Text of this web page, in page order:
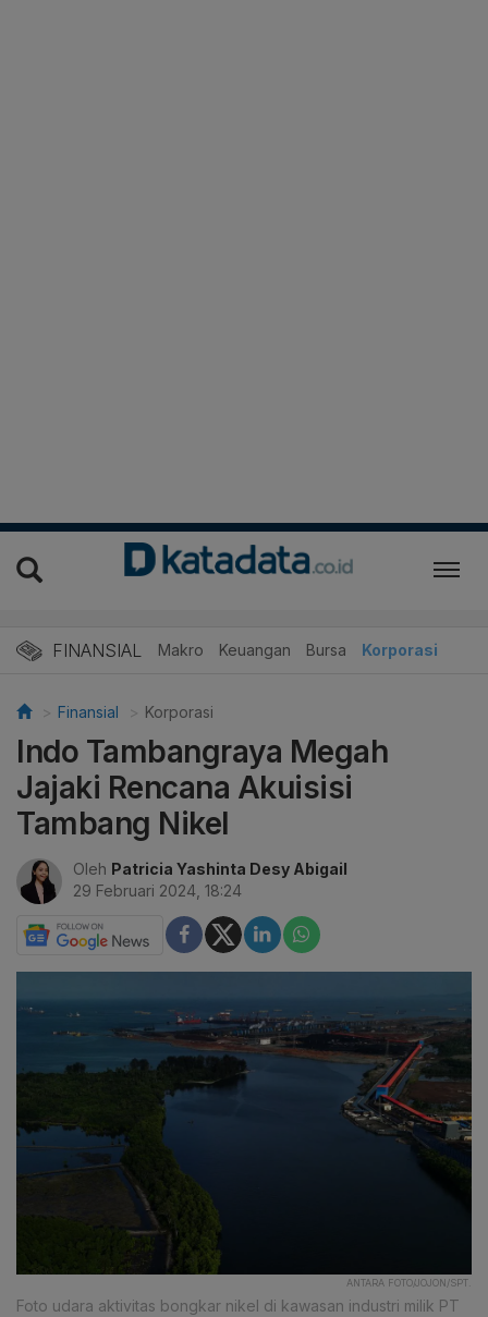
FINANSIAL Makro Keuangan Bursa Korporasi
Finansial Korporasi
Indo Tambangraya Megah
Jajaki Rencana Akuisisi
Tambang Nikel
Oleh Patricia Yashinta Desy Abigail
29 Februari 2024, 18:24
ANTARA FOTO/JOJON/SPT.
Foto udara aktivitas bongkar nikel di kawasan industri milik PT